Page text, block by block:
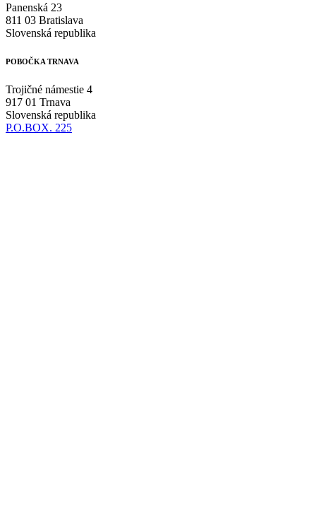
Panenská 23
811 03 Bratislava
Slovenská republika
POBOČKA TRNAVA
Trojičné námestie 4
917 01 Trnava
Slovenská republika
P.O.BOX. 225